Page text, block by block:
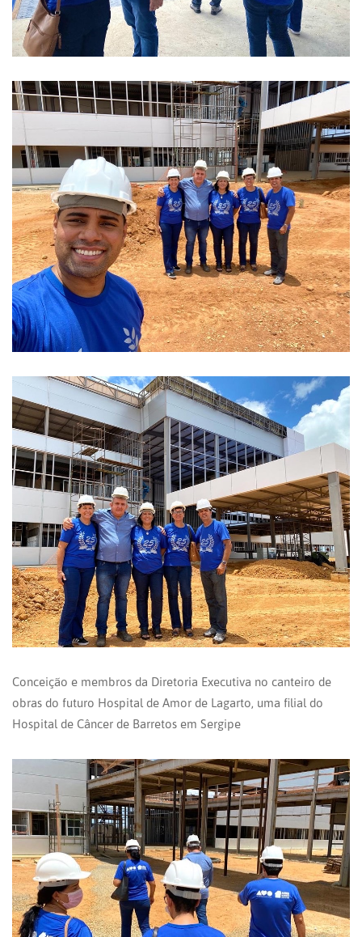
Conceição e membros da Diretoria Executiva no canteiro de
obras do futuro Hospital de Amor de Lagarto, uma filial do
Hospital de Câncer de Barretos em Sergipe